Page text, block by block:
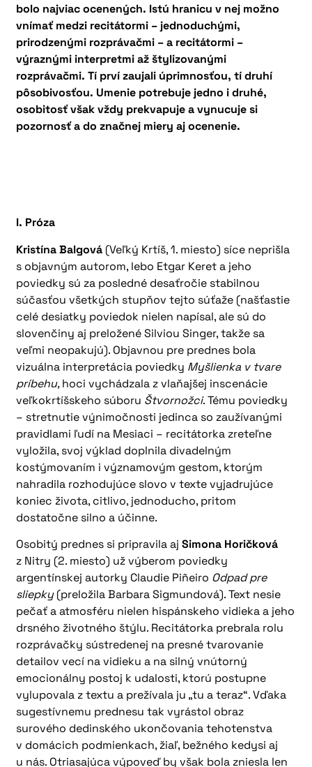
bolo najviac ocenených. Istú hranicu v nej možno
vnímať medzi recitátormi – jednoduchými,
prirodzenými rozprávačmi – a recitátormi –
výraznými interpretmi až štylizovanými
rozprávačmi. Tí prví zaujali úprimnosťou, tí druhí
pôsobivosťou. Umenie potrebuje jedno i druhé,
osobitosť však vždy prekvapuje a vynucuje si
pozornosť a do značnej miery aj ocenenie.
I. Próza
Kristína Balgová (Veľký Krtíš, 1. miesto) síce neprišla
s objavným autorom, lebo Etgar Keret a jeho
poviedky sú za posledné desaťročie stabilnou
súčasťou všetkých stupňov tejto súťaže (našťastie
celé desiatky poviedok nielen napísal, ale sú do
slovenčiny aj preložené Silviou Singer, takže sa
veľmi neopakujú). Objavnou pre prednes bola
vizuálna interpretácia poviedky Myšlienka v tvare
príbehu,hoci vychádzala z vlaňajšej inscenácie
veľkokrtíšskeho súboru Štvornožci. Tému poviedky
– stretnutie výnimočnosti jedinca so zaužívanými
pravidlami ľudí na Mesiaci – recitátorka zreteľne
vyložila, svoj výklad doplnila divadelným
kostýmovaním i významovým gestom, ktorým
nahradila rozhodujúce slovo v texte vyjadrujúce
koniec života, citlivo, jednoducho, pritom
dostatočne silno a účinne.
Osobitý prednes si pripravila ajSimona Horičková
z Nitry (2. miesto) už výberom poviedky
argentínskej autorky Claudie Piñeiro Odpad pre
sliepky(preložila Barbara Sigmundová). Text nesie
pečať a atmosféru nielen hispánskeho vidieka a jeho
drsného životného štýlu. Recitátorka prebrala rolu
rozprávačky sústredenej na presné tvarovanie
detailov vecí na vidieku a na silný vnútorný
emocionálny postoj k udalosti, ktorú postupne
vylupovala z textu a prežívala ju „tu a teraz“. Vďaka
sugestívnemu prednesu tak vyrástol obraz
surového dedinského ukončovania tehotenstva
v domácich podmienkach, žiaľ, bežného kedysi aj
u nás. Otriasajúca výpoveď by však bola zniesla len